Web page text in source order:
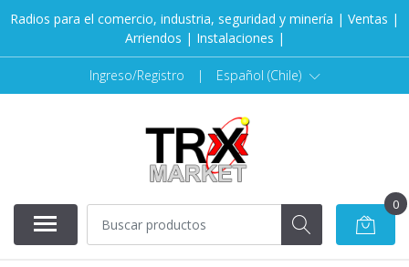
Radios para el comercio, industria, seguridad y minería | Ventas |
Arriendos | Instalaciones |
Ingreso/Registro | Español (Chile)
0